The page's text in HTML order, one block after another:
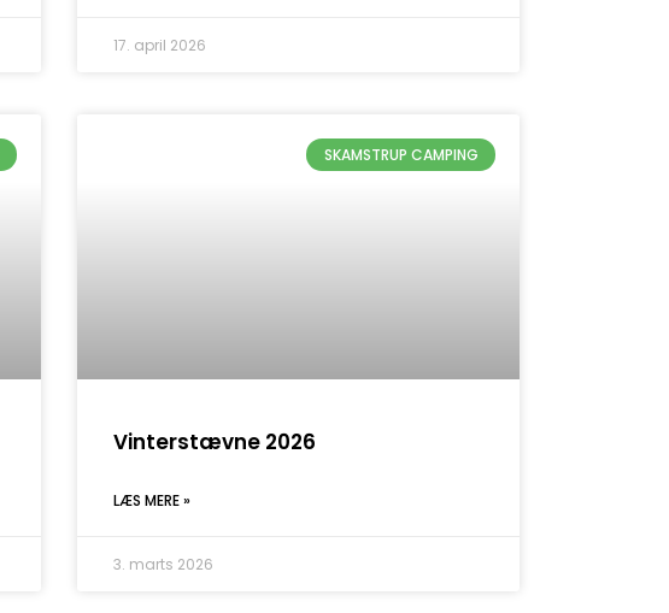
17. april 2026
SKAMSTRUP CAMPING
Vinterstævne 2026
LÆS MERE »
3. marts 2026